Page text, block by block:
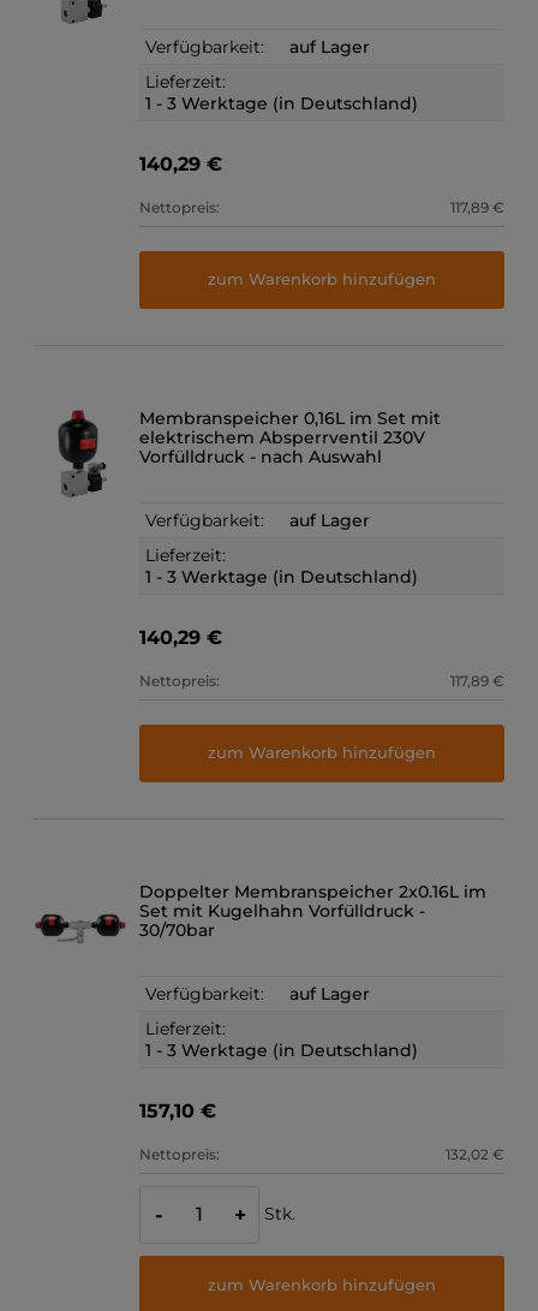
Verfügbarkeit:
auf Lager
Lieferzeit:
1 - 3 Werktage (in Deutschland)
140,29 €
Nettopreis: 117,89 €
zum Warenkorb hinzufügen
Membranspeicher 0,16L im Set mit
elektrischem Absperrventil 230V
Vorfülldruck - nach Auswahl
Verfügbarkeit:
auf Lager
Lieferzeit:
1 - 3 Werktage (in Deutschland)
140,29 €
Nettopreis: 117,89 €
zum Warenkorb hinzufügen
Doppelter Membranspeicher 2x0.16L im
Set mit Kugelhahn Vorfülldruck -
30/70bar
Verfügbarkeit:
auf Lager
Lieferzeit:
1 - 3 Werktage (in Deutschland)
157,10 €
Nettopreis: 132,02 €
- + Stk.
zum Warenkorb hinzufügen